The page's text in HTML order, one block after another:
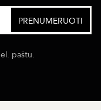
paštu.